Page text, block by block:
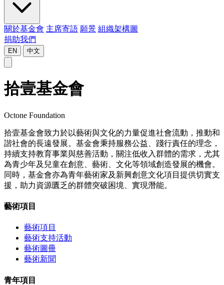
關於基金會 主席寄語 願景 組織架構圖
捐助我們
EN 中文
拾壹基金會
Octone Foundation
拾壹基金會致力於以藝術與文化的力量促進社會流動，推動和
諧社會的長遠發展。基金會秉持服務公益、踐行責任的理念，
持續支持教育事業與慈善活動，關注低收入群體的需求，尤其
為青少年及兒童在創意、藝術、文化等領域創造發展的機會。
同時，基金會亦為青年藝術家及新興創意文化項目提供切實支
援，助力資源匱乏的群體突破困境、實現潛能。
藝術項目
藝術項目
藝術支持活動
藝術圖冊
藝術新聞
青年項目